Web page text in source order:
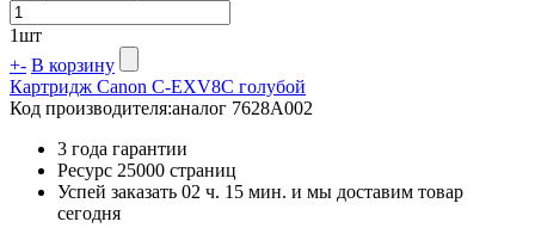
1шт
+- В корзину
Картридж Canon C-EXV8C голубой
Код производителя:аналог 7628A002
3 года гарантии
Ресурс 25000 страниц
Успей заказать 02 ч. 15 мин. и мы доставим товар
сегодня